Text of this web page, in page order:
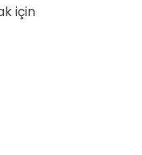
için